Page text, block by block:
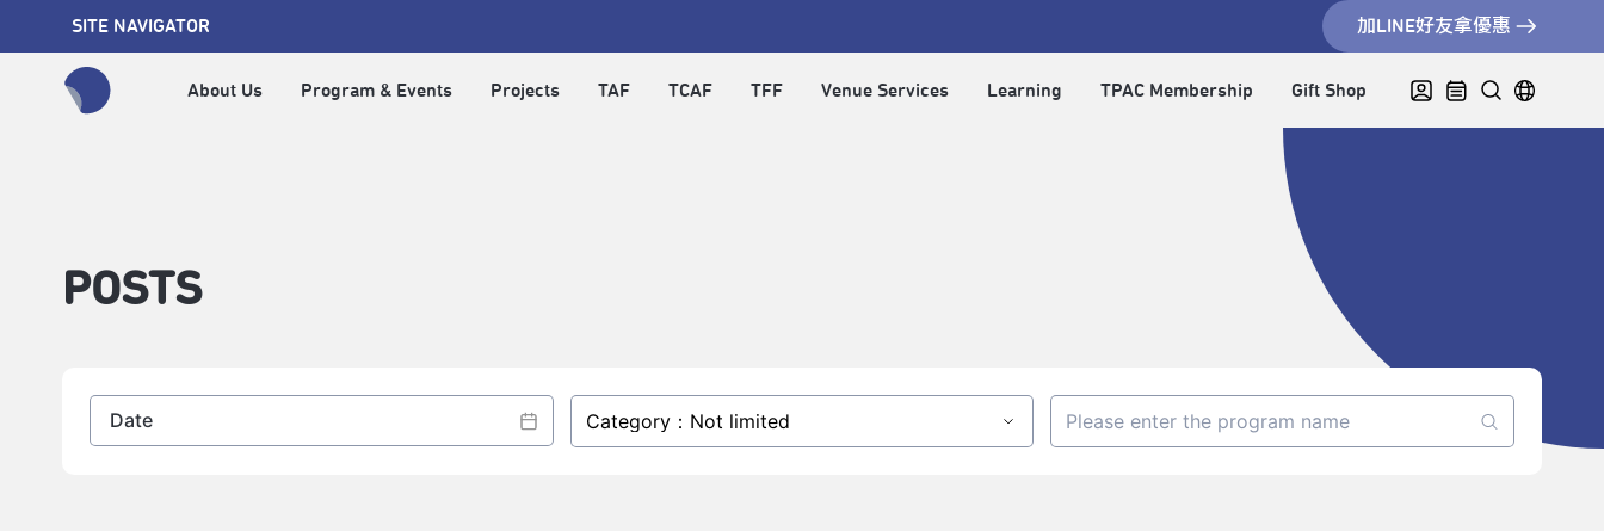
SITE NAVIGATOR 加LINE好友拿優惠
About Us Program & Events Projects TAF TCAF TFF Venue Services Learning TPAC Membership Gift Shop
POSTS
Category：Not limited